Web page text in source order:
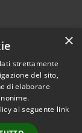
• Comune di
• Powered by
×
strettamente
del sito,
di elaborare
al seguente link